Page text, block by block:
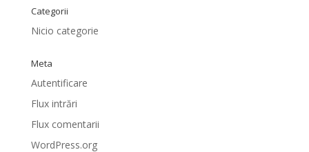
Categorii
Nicio categorie
Meta
Autentificare
Flux intrări
Flux comentarii
WordPress.org